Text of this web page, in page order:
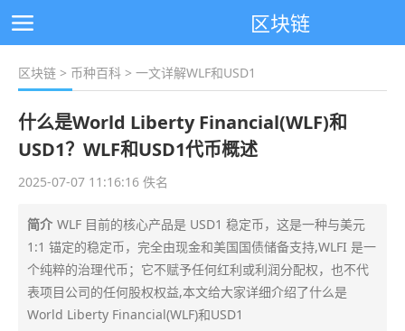
区块链
区块链 > 币种百科 > 一文详解WLF和USD1
什么是World Liberty Financial(WLF)和
USD1？WLF和USD1代币概述
2025-07-07 11:16:16 佚名
简介 WLF 目前的核心产品是 USD1 稳定币，这是一种与美元
1:1 锚定的稳定币，完全由现金和美国国债储备支持,WLFI 是一
个纯粹的治理代币；它不赋予任何红利或利润分配权，也不代
表项目公司的任何股权权益,本文给大家详细介绍了什么是
World Liberty Financial(WLF)和USD1